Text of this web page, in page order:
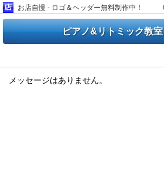
お店自慢 - ロゴ＆ヘッダー無料制作中！
ピアノ&リトミック教
メッセージはありません。